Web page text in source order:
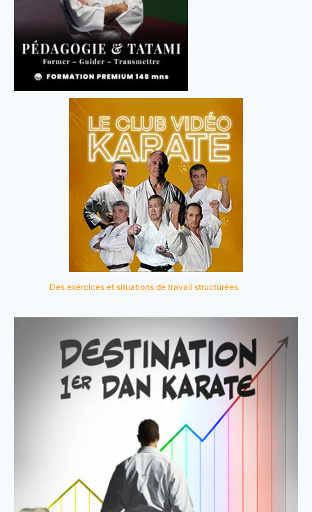
Des exercices et situations de travail structurées